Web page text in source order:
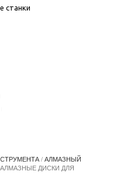
станки
/АЛМАЗНЫЙ
ДИСКИ ДЛЯ